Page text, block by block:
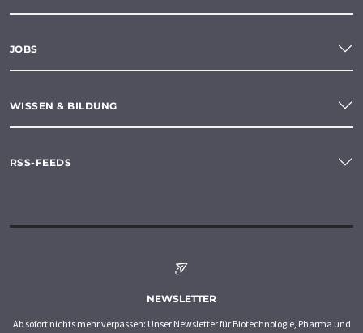
JOBS
WISSEN & BILDUNG
RSS-FEEDS
NEWSLETTER
Ab sofort nichts mehr verpassen: Unser Newsletter für Biotechnologie, Pharma und